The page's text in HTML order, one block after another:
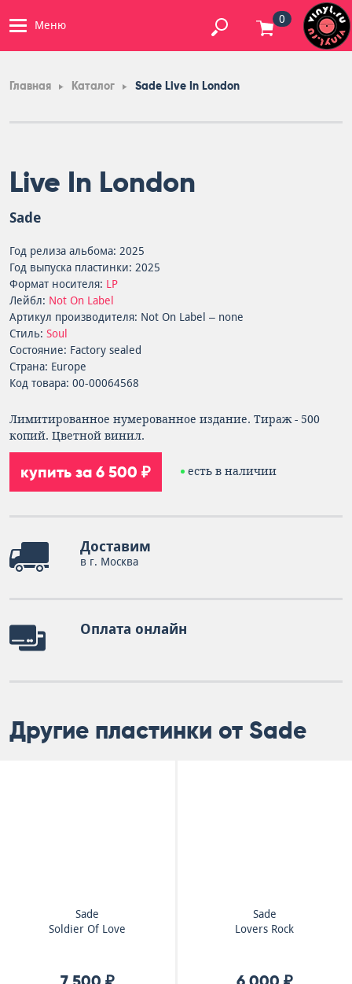
Меню 0
Главная Каталог Sade Live In London
Live In London
Sade
Год релиза альбома: 2025
Год выпуска пластинки: 2025
Формат носителя: LP
Лейбл: Not On Label
Артикул производителя: Not On Label – none
Стиль: Soul
Состояние: Factory sealed
Страна: Europe
Код товара: 00-00064568
Лимитированное нумерованное издание. Тираж - 500
копий. Цветной винил.
купить за 6 500 ₽ есть в наличии
Доставим
в г. Москва
Оплата онлайн
Другие пластинки от Sade
Sade
Soldier Of Love
Sade
Lovers Rock